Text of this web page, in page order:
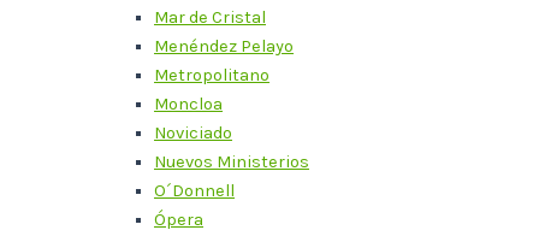
Mar de Cristal
Menéndez Pelayo
Metropolitano
Moncloa
Noviciado
Nuevos Ministerios
O´Donnell
Ópera